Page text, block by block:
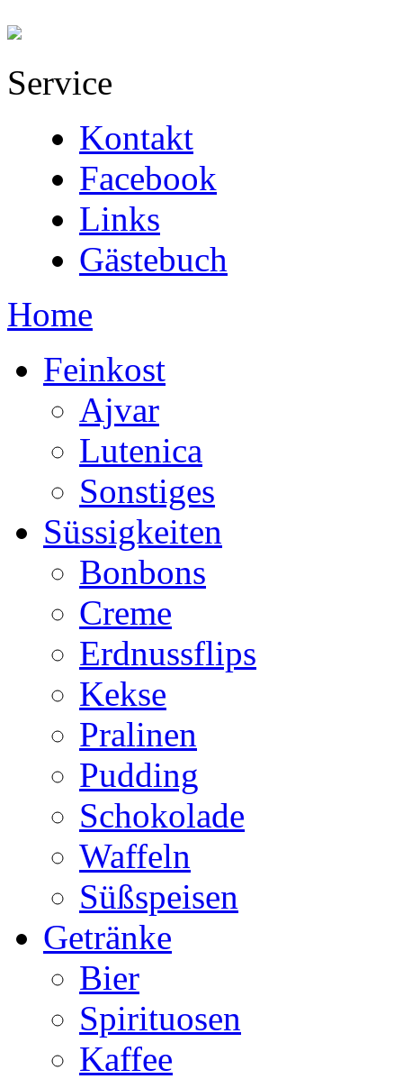
Service
Kontakt
Facebook
Links
Gästebuch
Home
Feinkost
Ajvar
Lutenica
Sonstiges
Süssigkeiten
Bonbons
Creme
Erdnussflips
Kekse
Pralinen
Pudding
Schokolade
Waffeln
Süßspeisen
Getränke
Bier
Spirituosen
Kaffee